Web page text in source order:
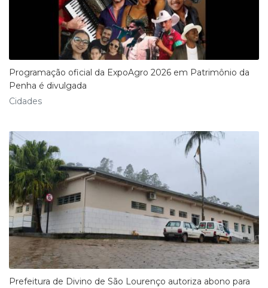
Programação oficial da ExpoAgro 2026 em Patrimônio da
Penha é divulgada
Cidades
Prefeitura de Divino de São Lourenço autoriza abono para